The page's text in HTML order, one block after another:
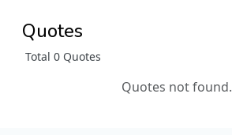
Quotes
Total 0 Quotes
Quotes not found.